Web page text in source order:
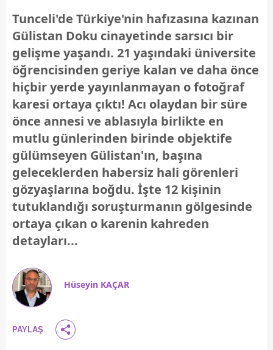
Tunceli'de Türkiye'nin hafızasına kazınan
Gülistan Doku cinayetinde sarsıcı bir
gelişme yaşandı. 21 yaşındaki üniversite
öğrencisinden geriye kalan ve daha önce
hiçbir yerde yayınlanmayan o fotoğraf
karesi ortaya çıktı! Acı olaydan bir süre
önce annesi ve ablasıyla birlikte en
mutlu günlerinden birinde objektife
gülümseyen Gülistan'ın, başına
geleceklerden habersiz hali görenleri
gözyaşlarına boğdu. İşte 12 kişinin
tutuklandığı soruşturmanın gölgesinde
ortaya çıkan o karenin kahreden
detayları...
Hüseyin KAÇAR
PAYLAŞ